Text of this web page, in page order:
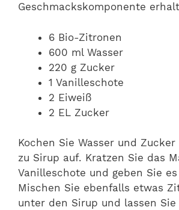
Geschmackskomponente
6 Bio-Zitronen
600 ml Wasser
220 g Zucker
1 Vanilleschote
2 Eiweiß
2 EL Zucker
Kochen Sie Wasser und
zu Sirup auf. Kratzen Sie das
Vanilleschote und geben Sie
Mischen Sie ebenfalls etwas
unter den Sirup und lassen Sie